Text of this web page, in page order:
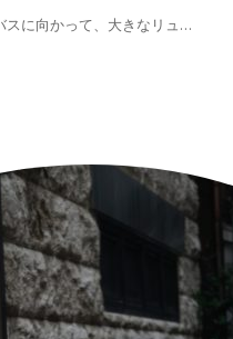
に向かって、大きなリュ…